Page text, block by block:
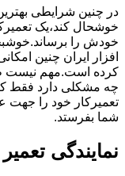
در چنین شرایطی
خوشحال کند،یک
خودش را
افزار ایران چنین
کرده است.مهم نیست
چه مشکلی دارد فقط
تعمیرکار خود را جهت
شما بفرستد.
نمایندگی